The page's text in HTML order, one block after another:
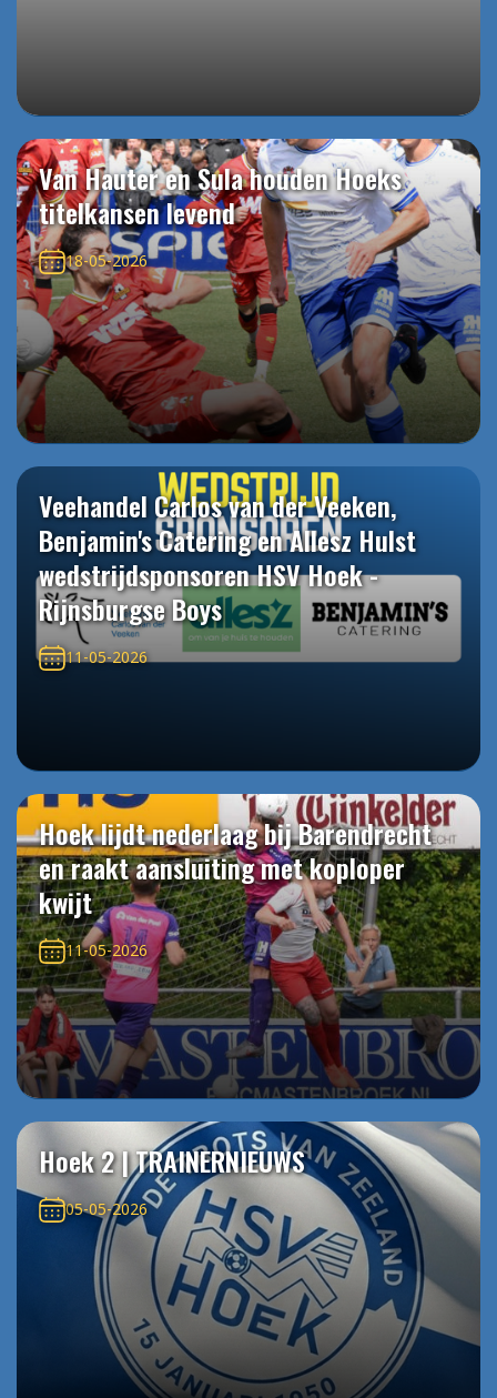
Van Hauter en Sula houden Hoeks
titelkansen levend
18-05-2026
Veehandel Carlos van der Veeken,
Benjamin's Catering en Allesz Hulst
wedstrijdsponsoren HSV Hoek -
Rijnsburgse Boys
11-05-2026
Hoek lijdt nederlaag bij Barendrecht
en raakt aansluiting met koploper
kwijt
11-05-2026
Hoek 2 | TRAINERNIEUWS
05-05-2026